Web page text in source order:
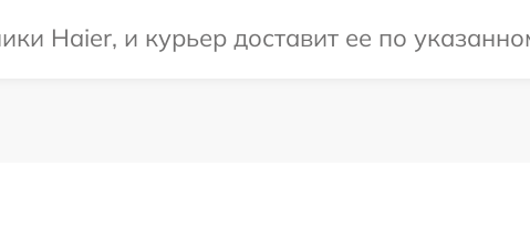
Haier, и курьер доставит ее по